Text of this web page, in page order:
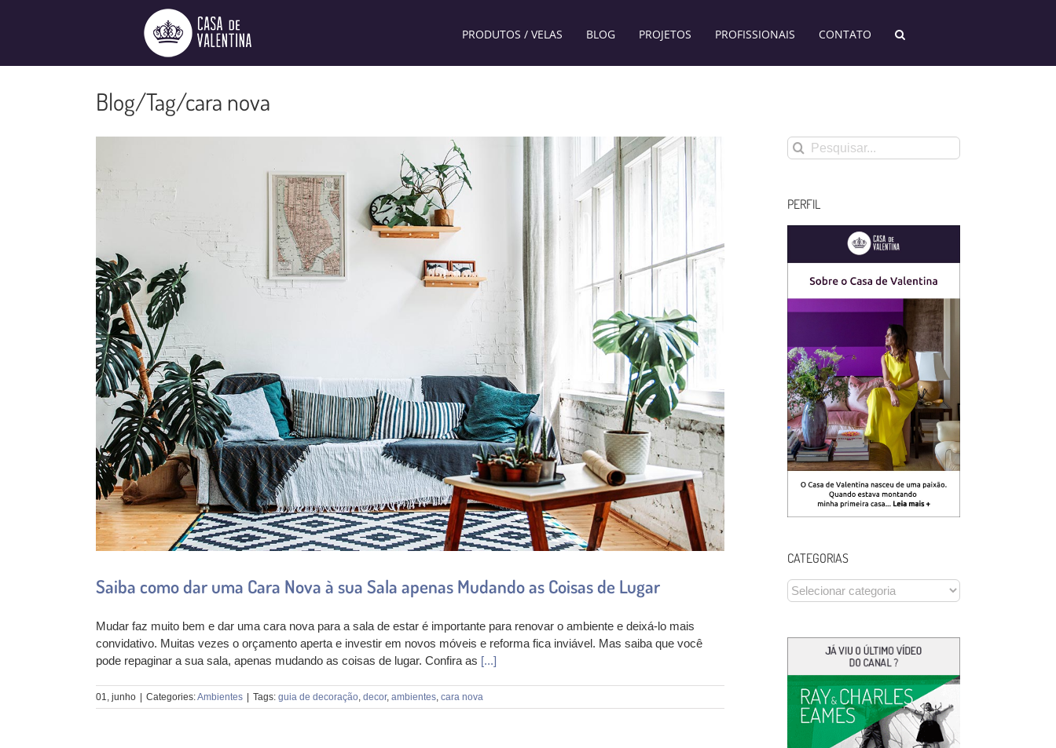
PRODUTOS / VELAS BLOG PROJETOS PROFISSIONAIS CONTATO
cara nova
Saiba como dar uma Cara Nova à sua Sala apenas Mudando as Coisas de Lugar
Mudar faz muito bem e dar uma cara nova para a sala de estar é importante para renovar o ambiente e deixá-lo mais
convidativo. Muitas vezes o orçamento aperta e investir em novos móveis e reforma fica inviável. Mas saiba que você
pode repaginar a sua sala, apenas mudando as coisas de lugar. Confira as [...]
01, junho Categories:Ambientes Tags: guia de decoração, decor, ambientes, cara nova
Buscar
resultados
PERFIL
CATEGORIAS
CATEGORIAS